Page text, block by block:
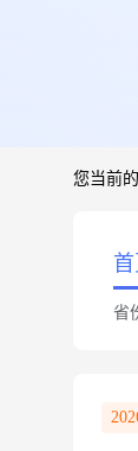
您当前的
首
省